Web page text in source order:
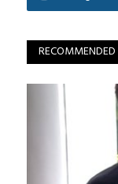
RECOMMENDED